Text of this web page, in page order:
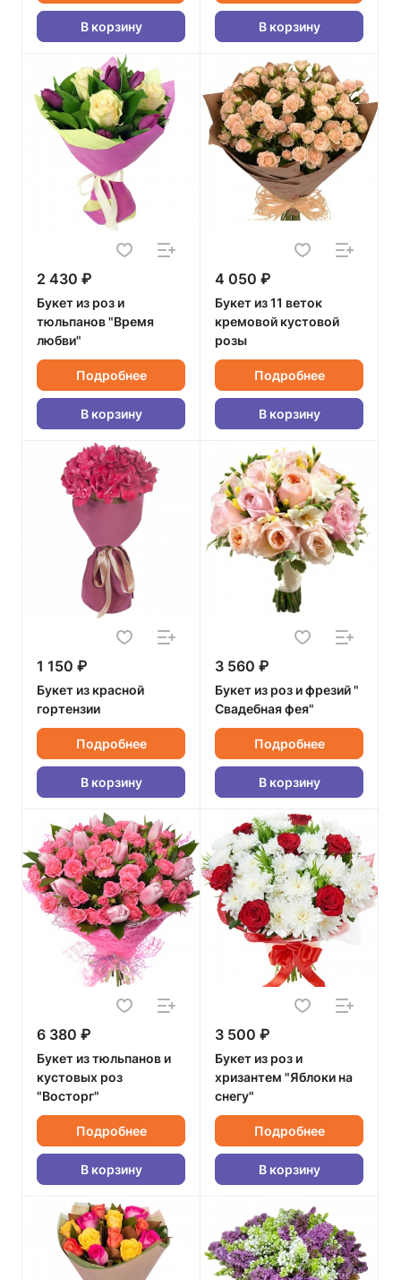
В корзину В корзину
2 430 ₽
Букет из роз и
тюльпанов "Время
любви"
Подробнее
В корзину
4 050 ₽
Букет из 11 веток
кремовой кустовой
розы
Подробнее
В корзину
1 150 ₽
Букет из красной
гортензии
Подробнее
В корзину
3 560 ₽
Букет из роз и фрезий "
Свадебная фея"
Подробнее
В корзину
6 380 ₽
Букет из тюльпанов и
кустовых роз
"Восторг"
Подробнее
В корзину
3 500 ₽
Букет из роз и
хризантем "Яблоки на
снегу"
Подробнее
В корзину